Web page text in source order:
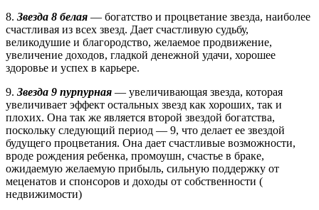
8. Звезда 8 белая — богатство и процветание звезда, наиболее
счастливая из всех звезд. Дает счастливую судьбу,
великодушие и благородство, желаемое продвижение,
увеличение доходов, гладкой денежной удачи, хорошее
здоровье и успех в карьере.
9. Звезда 9 пурпурная — увеличивающая звезда, которая
увеличивает эффект остальных звезд как хороших, так и
плохих. Она так же является второй звездой богатства,
поскольку следующий период — 9, что делает ее звездой
будущего процветания. Она дает счастливые возможности,
вроде рождения ребенка, промоушн, счастье в браке,
ожидаемую желаемую прибыль, сильную поддержку от
меценатов и спонсоров и доходы от собственности (
недвижимости)